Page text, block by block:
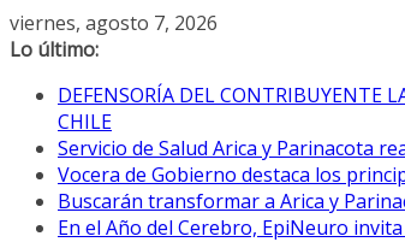
Saltar
al
viernes, agosto 7, 2026
Lo último:
DEFENSORÍA DEL CONTRIBUYENTE
CHILE
Servicio de Salud Arica y Parinacota
Vocera de Gobierno destaca los
Buscarán transformar a Arica y
En el Año del Cerebro, EpiNeuro